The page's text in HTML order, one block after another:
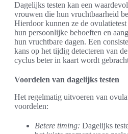
Dagelijks testen kan een
vrouwen die hun vruchtbaarheid
Hierdoor kunnen ze de
hun persoonlijke behoeften en
hun vruchtbare dagen. Een
kans op het tijdig detecteren van
cyclus beter in kaart wordt
Voordelen van dagelijks testen
Het regelmatig uitvoeren van
voordelen:
Betere timing: Dagelijks